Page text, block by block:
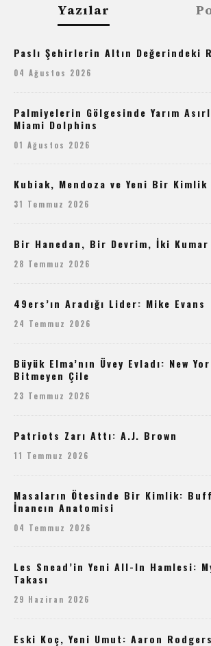
Yazılar
Paslı Şehirlerin Altın Değerindeki
04 Ağustos 2026
Palmiyelerin Gölgesinde Yarım
Miami Dolphins
01 Ağustos 2026
Kubiak, Mendoza ve Yeni Bir Kimlik
31 Temmuz 2026
Bir Hanedan, Bir Devrim, İki Kumar
28 Temmuz 2026
49ers’ın Aradığı Lider: Mike Evans
24 Temmuz 2026
Büyük Elma’nın Üvey Evladı: New
Bitmeyen Çile
23 Temmuz 2026
Patriots Zarı Attı: A.J. Brown
11 Temmuz 2026
Masaların Ötesinde Bir Kimlik:
İnancın Anatomisi
04 Temmuz 2026
Les Snead’in Yeni All-In Hamlesi:
Takası
29 Haziran 2026
Eski Koç, Yeni Umut: Aaron